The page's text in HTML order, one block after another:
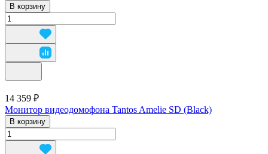
В корзину
14 359 ₽
Монитор видеодомофона Tantos Amelie SD (Black)
В корзину